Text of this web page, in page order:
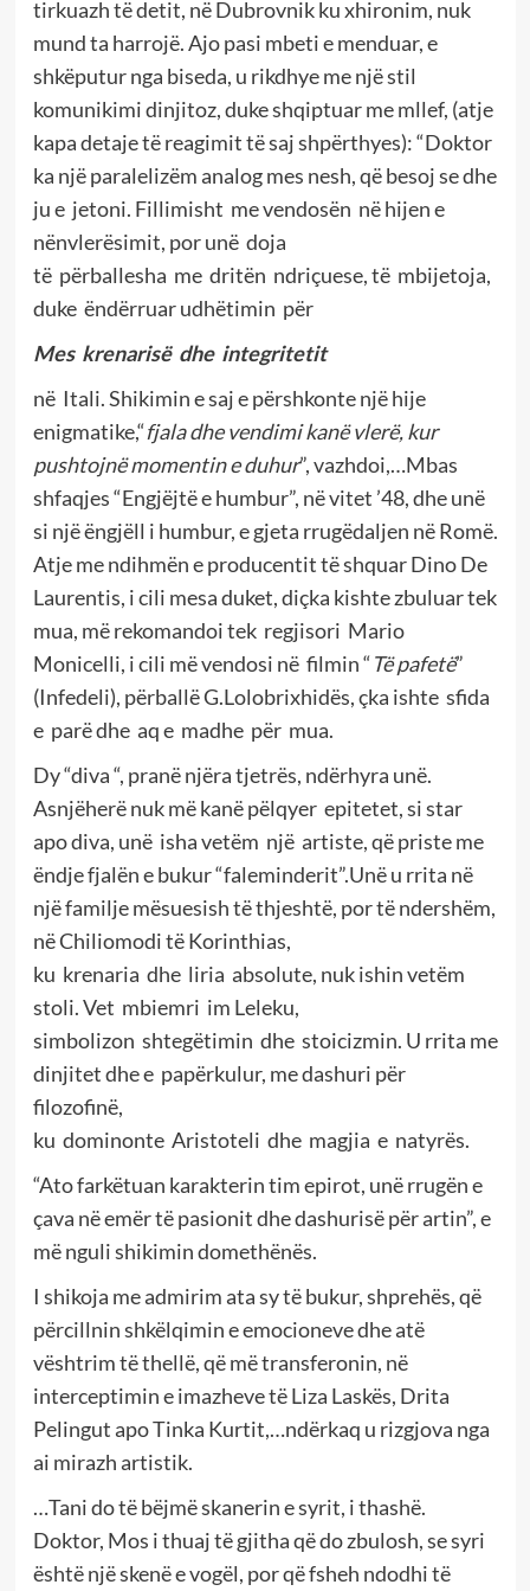
tirkuazh të detit, në Dubrovnik ku xhironim, nuk
mund ta harrojë. Ajo pasi mbeti e menduar, e
shkëputur nga biseda, u rikdhye me një stil
komunikimi dinjitoz, duke shqiptuar me mllef, (atje
kapa detaje të reagimit të saj shpërthyes): “Doktor
ka një paralelizëm analog mes nesh, që besoj se dhe
ju e jetoni. Fillimisht me vendosën në hijen e
nënvlerësimit, por unë doja
të përballesha me dritën ndriçuese, të mbijetoja,
duke ëndërruar udhëtimin për
Mes krenarisë dhe integritetit
në Itali. Shikimin e saj e përshkonte një hije
enigmatike,“fjala dhe vendimi kanë vlerë, kur
pushtojnë momentin e duhur”, vazhdoi,…Mbas
shfaqjes “Engjëjtë e humbur”, në vitet ’48, dhe unë
si një ëngjëll i humbur, e gjeta rrugëdaljen në Romë.
Atje me ndihmën e producentit të shquar Dino De
Laurentis, i cili mesa duket, diçka kishte zbuluar tek
mua, më rekomandoi tek regjisori Mario
Monicelli, i cili më vendosi në filmin “Të pafetë”
(Infedeli), përballë G.Lolobrixhidës, çka ishte sfida
e parë dhe aq e madhe për mua.
Dy “diva “, pranë njëra tjetrës, ndërhyra unë.
Asnjëherë nuk më kanë pëlqyer epitetet, si star
apo diva, unë isha vetëm një artiste, që priste me
ëndje fjalën e bukur “faleminderit”.Unë u rrita në
një familje mësuesish të thjeshtë, por të ndershëm,
në Chiliomodi të Korinthias,
ku krenaria dhe liria absolute, nuk ishin vetëm
stoli. Vet mbiemri im Leleku,
simbolizon shtegëtimin dhe stoicizmin. U rrita me
dinjitet dhe e papërkulur, me dashuri për
filozofinë,
ku dominonte Aristoteli dhe magjia e natyrës.
“Ato farkëtuan karakterin tim epirot, unë rrugën e
çava në emër të pasionit dhe dashurisë për artin”, e
më nguli shikimin domethënës.
I shikoja me admirim ata sy të bukur, shprehës, që
përcillnin shkëlqimin e emocioneve dhe atë
vështrim të thellë, që më transferonin, në
interceptimin e imazheve të Liza Laskës, Drita
Pelingut apo Tinka Kurtit,…ndërkaq u rizgjova nga
ai mirazh artistik.
…Tani do të bëjmë skanerin e syrit, i thashë.
Doktor, Mos i thuaj të gjitha që do zbulosh, se syri
është një skenë e vogël, por që fsheh ndodhi të